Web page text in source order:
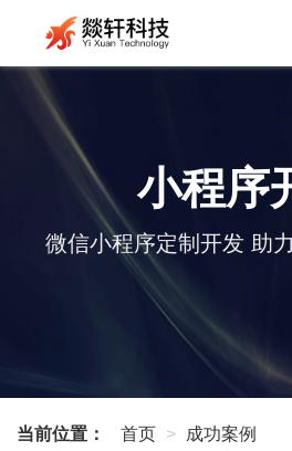
小程序
微信小程序定制开发 助
当前位置： 首页
成功案例